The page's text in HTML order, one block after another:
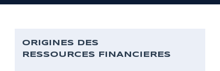
ORIGINES DES
RESSOURCES FINANCIERES